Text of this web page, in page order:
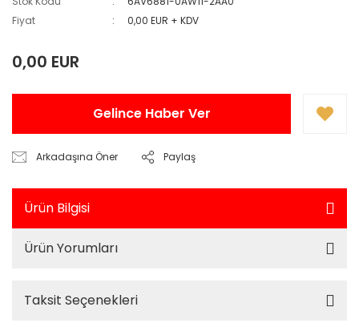
Fiyat
0,00 EUR + KDV
0,00 EUR
Gelince Haber Ver
Arkadaşına Öner Paylaş
Ürün Bilgisi
Ürün Yorumları
Taksit Seçenekleri